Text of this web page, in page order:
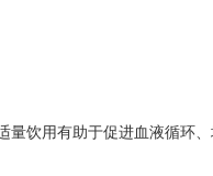
饮用有助于促进血液循环